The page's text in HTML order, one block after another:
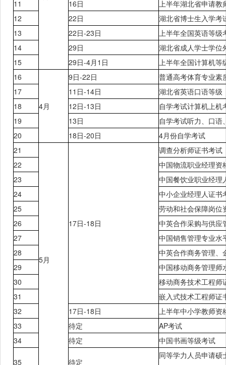
11
16日
上半年湖北省申请教
12
22日 湖北省博士生入学考
13
22日-23日 上半年全国英语等级
14
29日
湖北省成人学士学位
15
29日-4月1日 上半年全国计算机等
16
4月
9日-22日
普通高考体育专业素
17
11日-14日 湖北省英语口语等级
18
12日-13日
自学考试计算机上机
19
13日
自学考试听力、口语
20
18日-20日 4月份自学考试
21
5月
17日-18日
调查分析师证书考试
22
中国物流职业经理资
23
中国餐饮业职业经理
24
中小企业经理人证书
25
劳动和社会保障岗位
26
中英合作采购与供应
27
中国销售管理专业水
28
中英合作商务管理、
29
中国移动商务管理师
30
移动商务技术工程师
31
嵌入式技术工程师证
32
17日-18日
上半年中小学教师资
33
待定
AP考试
34
待定 中国书画等级考试
35 待定
同等学力人员申请硕